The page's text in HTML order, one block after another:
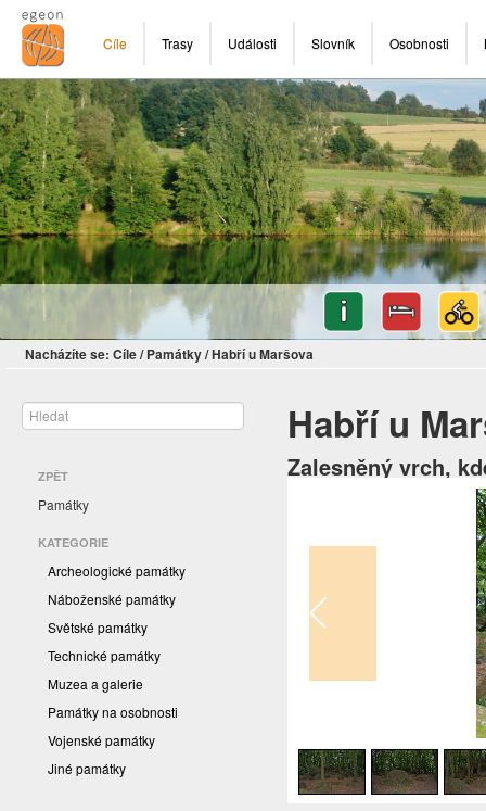
Cíle Trasy Události Slovník Osobnosti
Nacházíte se: Cíle/ Památky/Habří u Maršova
ZPĚT
Památky
KATEGORIE
Archeologické památky
Náboženské památky
Světské památky
Technické památky
Muzea a galerie
Památky na osobnosti
Vojenské památky
Jiné památky
Habří u
Zalesněný vrch,